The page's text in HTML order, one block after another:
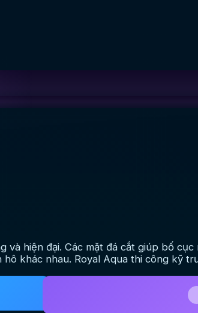
và hiện đại. Các mặt đá cắt giúp bố
khác nhau. Royal Aqua thi công kỹ